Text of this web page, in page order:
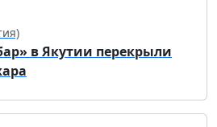
в Якутии перекрыли